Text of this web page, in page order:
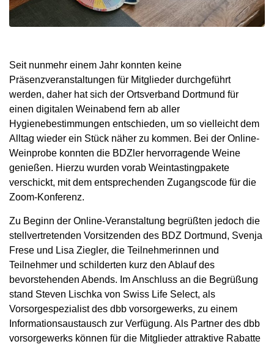
Seit nunmehr einem Jahr konnten keine
Präsenzveranstaltungen für Mitglieder durchgeführt
werden, daher hat sich der Ortsverband Dortmund für
einen digitalen Weinabend fern ab aller
Hygienebestimmungen entschieden, um so vielleicht dem
Alltag wieder ein Stück näher zu kommen. Bei der Online-
Weinprobe konnten die BDZler hervorragende Weine
genießen. Hierzu wurden vorab Weintastingpakete
verschickt, mit dem entsprechenden Zugangscode für die
Zoom-Konferenz.
Zu Beginn der Online-Veranstaltung begrüßten jedoch die
stellvertretenden Vorsitzenden des BDZ Dortmund, Svenja
Frese und Lisa Ziegler, die Teilnehmerinnen und
Teilnehmer und schilderten kurz den Ablauf des
bevorstehenden Abends. Im Anschluss an die Begrüßung
stand Steven Lischka von Swiss Life Select, als
Vorsorgespezialist des dbb vorsorgewerks, zu einem
Informationsaustausch zur Verfügung. Als Partner des dbb
vorsorgewerks können für die Mitglieder attraktive Rabatte